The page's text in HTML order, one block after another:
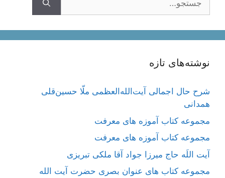
نوشته‌های تازه
شرح حال اجمالی آیت‌الله‌العظمی ملّا حسین‌قلی
همدانی
مجموعه کتاب آموزه های معرفت
مجموعه کتاب آموزه های معرفت
آیت اللَه حاج میرزا جواد آقا ملکی تبریزی
مجموعه کتاب های عنوان بصری حضرت آیت الله